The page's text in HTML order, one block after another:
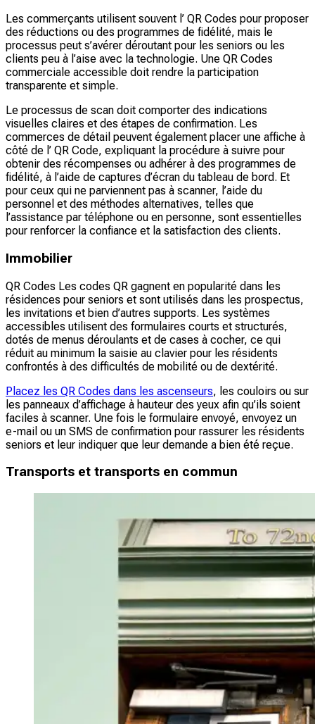
Les commerçants utilisent souvent l’ QR Codes pour proposer
des réductions ou des programmes de fidélité, mais le
processus peut s’avérer déroutant pour les seniors ou les
clients peu à l’aise avec la technologie. Une QR Codes
commerciale accessible doit rendre la participation
transparente et simple.
Le processus de scan doit comporter des indications
visuelles claires et des étapes de confirmation. Les
commerces de détail peuvent également placer une affiche à
côté de l’ QR Code, expliquant la procédure à suivre pour
obtenir des récompenses ou adhérer à des programmes de
fidélité, à l’aide de captures d’écran du tableau de bord. Et
pour ceux qui ne parviennent pas à scanner, l’aide du
personnel et des méthodes alternatives, telles que
l’assistance par téléphone ou en personne, sont essentielles
pour renforcer la confiance et la satisfaction des clients.
Immobilier
QR Codes Les codes QR gagnent en popularité dans les
résidences pour seniors et sont utilisés dans les prospectus,
les invitations et bien d’autres supports. Les systèmes
accessibles utilisent des formulaires courts et structurés,
dotés de menus déroulants et de cases à cocher, ce qui
réduit au minimum la saisie au clavier pour les résidents
confrontés à des difficultés de mobilité ou de dextérité.
Placez les QR Codes dans les ascenseurs, les couloirs ou sur
les panneaux d’affichage à hauteur des yeux afin qu’ils soient
faciles à scanner. Une fois le formulaire envoyé, envoyez un
e-mail ou un SMS de confirmation pour rassurer les résidents
seniors et leur indiquer que leur demande a bien été reçue.
Transports et transports en commun